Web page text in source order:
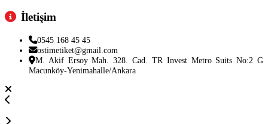
İletişim
0545 168 45 45
ostimetiket@gmail.com
M. Akif Ersoy Mah. 328. Cad. TR Invest Metro Suits No:2 G
Macunköy-Yenimahalle/Ankara